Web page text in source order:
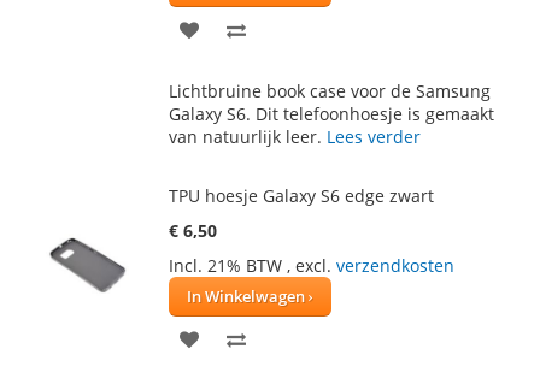
VOEG
AAN
VERLANGLIJST
TE
VERGELIJKEN
Lichtbruine book case voor de Samsung
Galaxy S6. Dit telefoonhoesje is gemaakt
van natuurlijk leer. Lees verder
TPU hoesje Galaxy S6 edge zwart
€ 6,50
Incl. 21% BTW , excl. verzendkosten
In Winkelwagen
VOEG